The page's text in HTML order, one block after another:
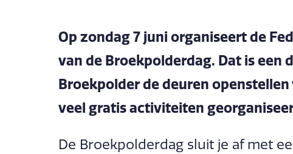
Op zondag 7 juni organiseert de
van de Broekpolderdag. Dat is een
Broekpolder de deuren
veel gratis activiteiten
De Broekpolderdag sluit je af met